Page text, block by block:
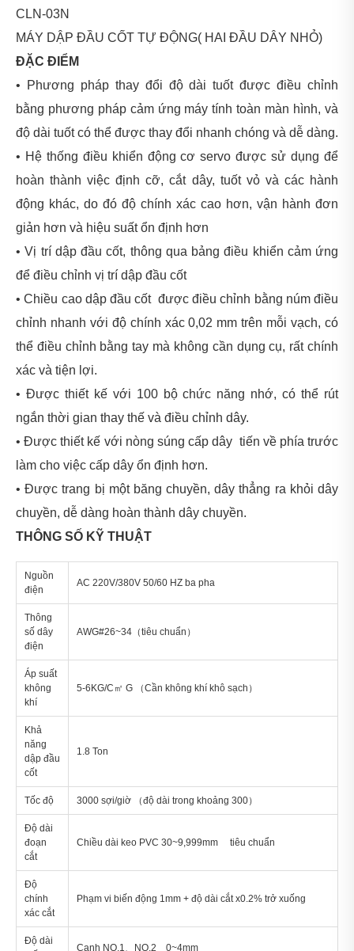
CLN-03N
MÁY DẬP ĐẦU CỐT TỰ ĐỘNG( HAI ĐẦU DÂY NHỎ)
ĐẶC ĐIỂM
• Phương pháp thay đổi độ dài tuốt được điều chỉnh
bằng phương pháp cảm ứng máy tính toàn màn hình, và
độ dài tuốt có thể được thay đổi nhanh chóng và dễ dàng.
• Hệ thống điều khiển động cơ servo được sử dụng để
hoàn thành việc định cỡ, cắt dây, tuốt vỏ và các hành
động khác, do đó độ chính xác cao hơn, vận hành đơn
giản hơn và hiệu suất ổn định hơn
•Vị trí dập đầu cốt, thông qua bảng điều khiển cảm ứng
để điều chỉnh vị trí dập đầu cốt
•Chiều cao dập đầu cốt được điều chỉnh bằng núm điều
chỉnh nhanh với độ chính xác 0,02 mm trên mỗi vạch, có
thể điều chỉnh bằng tay mà không cần dụng cụ, rất chính
xác và tiện lợi.
• Được thiết kế với 100 bộ chức năng nhớ, có thể rút
ngắn thời gian thay thế và điều chỉnh dây.
•Được thiết kế với nòng súng cấp dây tiến về phía trước
làm cho việc cấp dây ổn định hơn.
•​Được trang bị một băng chuyền, dây thẳng ra khỏi dây
chuyền, dễ dàng hoàn thành dây chuyền.
THÔNG SỐ KỸ THUẬT
Nguồn
điện
AC 220V/380V 50/60 HZ ba pha
Thông
số dây
điện
AWG#26~34（tiêu chuẩn）
Áp suất
không
khí
5-6KG/C㎡ G （Cần không khí khô sạch）
Khả
năng
dập đầu
cốt
1.8 Ton
Tốc độ 3000 sợi/giờ （độ dài trong khoảng 300）
Độ dài
đoạn
cắt
Chiều dài keo PVC 30~9,999mm tiêu chuẩn
Độ
chính
xác cắt
Phạm vi biến động 1mm + độ dài cắt x0.2% trở xuống
Độ dài
Cạnh NO.1、NO.2 0~4mm